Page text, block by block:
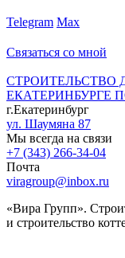
Telegram Max
Связаться со мной
СТРОИТЕЛЬСТВО
ЕКАТЕРИНБУРГЕ
г.Екатеринбург
ул. Шаумяна 87
Мы всегда на связи
+7 (343) 266-34-04
Почта
viragroup@inbox.ru
«Вира Групп».
и строительство